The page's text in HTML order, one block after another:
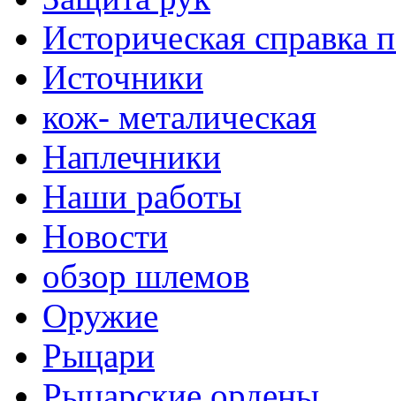
Историческая справка
Источники
кож- металическая
Наплечники
Наши работы
Новости
обзор шлемов
Оружие
Рыцари